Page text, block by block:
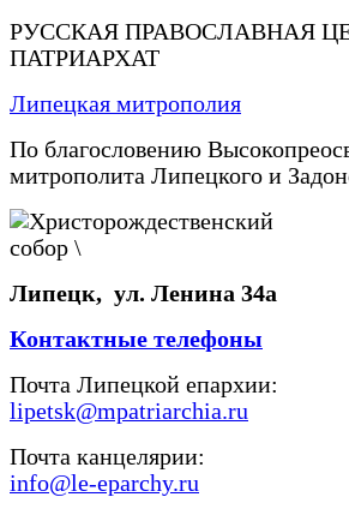
РУССКАЯ ПРАВОСЛАВНАЯ
ПАТРИАРХАТ
Липецкая митрополия
По благословению
митрополита Липецкого и
Липецк, ул. Ленина 34а
Контактные телефоны
Почта Липецкой епархии:
lipetsk@mpatriarchia.ru
Почта канцелярии:
info@le-eparchy.ru